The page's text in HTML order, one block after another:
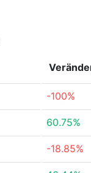
-100%
60.75%
-18.85%